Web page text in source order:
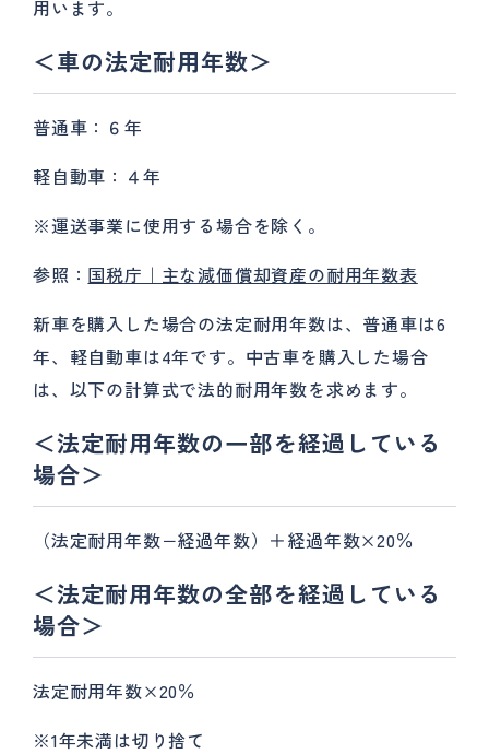
用います。
＜車の法定耐用年数＞
普通車：６年
軽自動車：４年
※運送事業に使用する場合を除く。
参照： 国税庁｜主な減価償却資産の耐用年数表
新車を購入した場合の法定耐用年数は、普通車は6
年、軽自動車は4年です。中古車を購入した場合
は、以下の計算式で法的耐用年数を求めます。
＜法定耐用年数の一部を経過している
場合＞
（法定耐用年数−経過年数）＋経過年数×20％
＜法定耐用年数の全部を経過している
場合＞
法定耐用年数×20％
※1年未満は切り捨て